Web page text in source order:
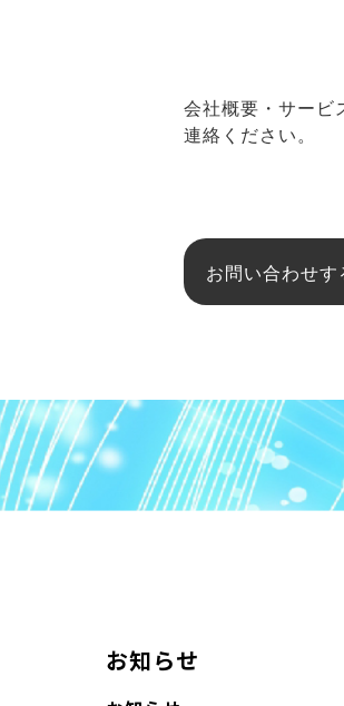
会社概要・サービ
連絡ください。
お問い合わせす
お知らせ